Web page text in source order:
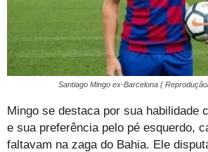
Santiago Mingo ex-Barcelona (
Mingo se destaca por sua habilidade
e sua preferência pelo pé esquerdo,
faltavam na zaga do Bahia. Ele